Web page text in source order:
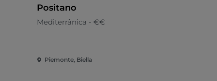
Positano
Mediterrânica - €€
Piemonte, Biella